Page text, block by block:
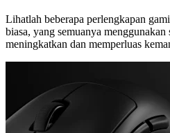
Lihatlah beberapa perlengkapan
biasa, yang semuanya
meningkatkan dan memperluas